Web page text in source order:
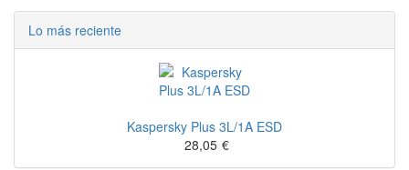
Lo más reciente
Kaspersky Plus 3L/1A ESD
28,05 €